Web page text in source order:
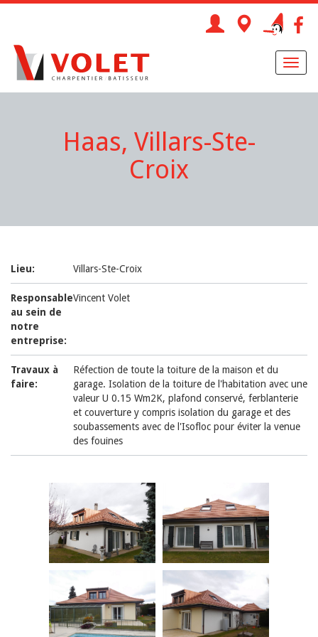
Haas, Villars-Ste-
Croix
Lieu: Villars-Ste-Croix
Responsable
au sein de
notre
entreprise:
Vincent Volet
Travaux à
faire:
Réfection de toute la toiture de la maison et du
garage. Isolation de la toiture de l'habitation avec une
valeur U 0.15 Wm2K, plafond conservé, ferblanterie
et couverture y compris isolation du garage et des
soubassements avec de l'Isofloc pour éviter la venue
des fouines